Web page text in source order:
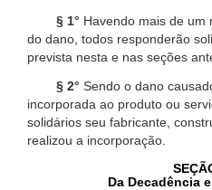
§ 1° Havendo mais de um
do dano, todos responderão
prevista nesta e nas seções
§ 2° Sendo o dano
incorporada ao produto ou
solidários seu fabricante,
realizou a incorporação.
Da Decadência